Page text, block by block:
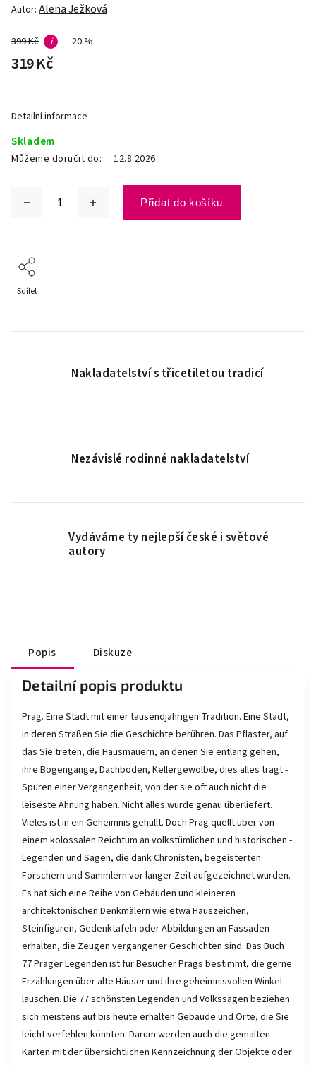
Autor: Alena Ježková
399 Kč i –20 %
319 Kč
Skladem
Můžeme doručit do: 12.8.2026
Přidat do košíku
Detailní informace
Sdílet
Nakladatelství s třicetiletou tradicí
Nezávislé rodinné nakladatelství
Vydáváme ty nejlepší české i světové
autory
Popis Diskuze
Detailní popis produktu
Prag. Eine Stadt mit einer tausendjährigen Tradition. Eine Stadt,
in deren Straßen Sie die Geschichte berühren. Das Pflaster, auf
das Sie treten, die Hausmauern, an denen Sie entlang gehen,
ihre ­Bogengänge, Dachböden, Kellergewölbe, dies alles trägt ­
Spuren einer Vergangenheit, von der sie oft auch nicht die
leiseste Ahnung haben. Nicht alles wurde genau überliefert.
Vieles ist in ein ­Geheimnis gehüllt. Doch Prag quellt über von
einem ­kolossalen Reichtum an volkstümlichen und historischen ­
Legenden und ­Sagen, die dank Chronisten, begeisterten
Forschern und ­Sammlern vor langer Zeit aufgezeichnet wurden.
Es hat sich eine Reihe von Gebäuden und kleineren
architektonischen Denkmälern wie etwa Hauszeichen,
Steinfiguren, Gedenktafeln oder Abbildungen an ­Fassaden ­
erhalten, die Zeugen vergangener Geschichten sind. Das Buch
77 Prager Legenden ist für Besucher Prags bestimmt, die gerne
Erzählungen über alte Häuser und ihre geheimnisvollen Winkel
lauschen. Die 77 schönsten Legenden und Volkssagen beziehen
sich ­meistens auf bis heute erhalten Gebäude und Orte, die Sie
leicht ­verfehlen könnten. Darum werden auch die gemalten
Karten mit der ­übersichtlichen Kennzeichnung der Objekte oder